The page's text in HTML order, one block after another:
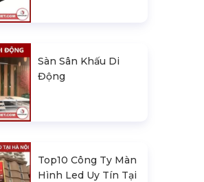
Sàn Sân Khấu Di
Động
Top10 Công Ty Màn
Hình Led Uy Tín Tại